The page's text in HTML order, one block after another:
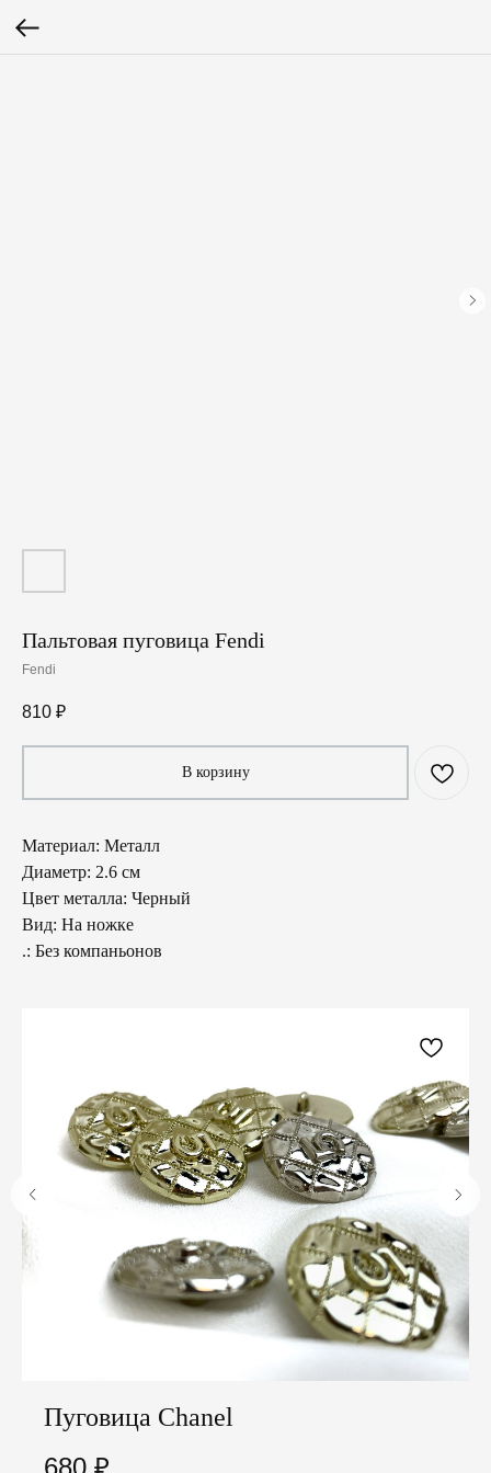
Пальтовая пуговица Fendi
Fendi
810 ₽
В корзину
Материал: Металл
Диаметр: 2.6 см
Цвет металла: Черный
Вид: На ножке
.: Без компаньонов
Пуговица Chanel
680 ₽